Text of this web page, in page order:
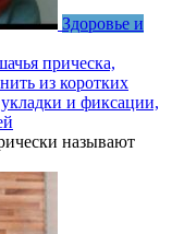
Здоровье и
прическа,
из коротких
и фиксации,
называют